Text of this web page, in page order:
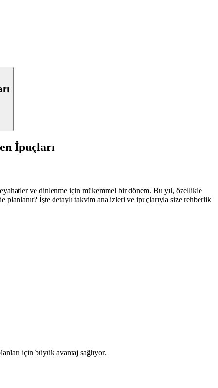
İpuçları
ve dinlenme için mükemmel bir dönem. Bu yıl, özellikle
İşte detaylı takvim analizleri ve ipuçlarıyla size rehberlik
için büyük avantaj sağlıyor.